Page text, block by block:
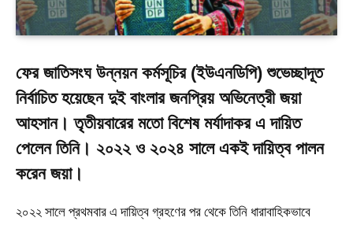
ফের জাতিসংঘ উন্নয়ন কর্মসূচির (ইউএনডিপি) শুভেচ্ছাদূত
নির্বাচিত হয়েছেন দুই বাংলার জনপ্রিয় অভিনেত্রী জয়া
আহসান। তৃতীয়বারের মতো বিশেষ মর্যাদাকর এ দায়িত
পেলেন তিনি। ২০২২ ও ২০২৪ সালে একই দায়িত্ব পালন
করেন জয়া।
২০২২ সালে প্রথমবার এ দায়িত্ব গ্রহণের পর থেকে তিনি ধারাবাহিকভাবে